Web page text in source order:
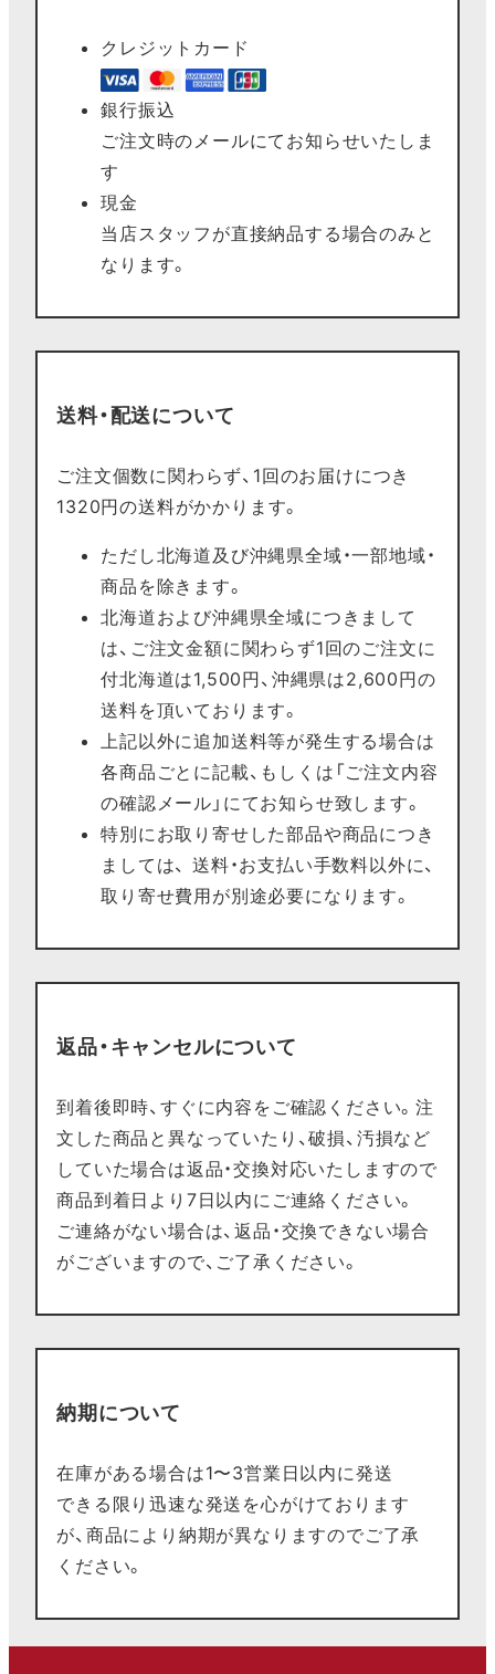
クレジットカード
銀行振込
ご注文時のメールにてお知らせいたしま
す
現金
当店スタッフが直接納品する場合のみと
なります。
送料・配送について
ご注文個数に関わらず、1回のお届けにつき
1320円の送料がかかります。
ただし北海道及び沖縄県全域・一部地域・
商品を除きます。
北海道および沖縄県全域につきまして
は、ご注文金額に関わらず1回のご注文に
付北海道は1,500円、沖縄県は2,600円の
送料を頂いております。
上記以外に追加送料等が発生する場合は
各商品ごとに記載、もしくは「ご注文内容
の確認メール」にてお知らせ致します。
特別にお取り寄せした部品や商品につき
ましては、 送料・お支払い手数料以外に、
取り寄せ費用が別途必要になります。
返品・キャンセルについて
到着後即時、すぐに内容をご確認ください。注
文した商品と異なっていたり、破損、汚損など
していた場合は返品・交換対応いたしますので
商品到着日より7日以内にご連絡ください。
ご連絡がない場合は、返品・交換できない場合
がございますので、ご了承ください。
納期について
在庫がある場合は1〜3営業日以内に発送
できる限り迅速な発送を心がけております
が、商品により納期が異なりますのでご了承
ください。